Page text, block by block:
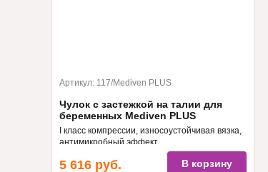
Артикул: 117/Mediven PLUS
Чулок с застежкой на талии для
беременных Mediven PLUS
I класс компрессии, износоустойчивая вязка,
антимикробный эффект
5 616 руб. В корзину